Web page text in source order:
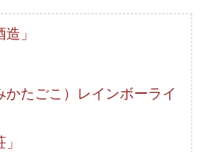
」
かたごこ）レインボーライ